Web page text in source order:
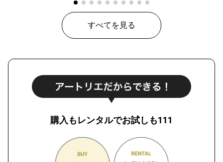
すべてを見る
購入もレンタルでお試しも111